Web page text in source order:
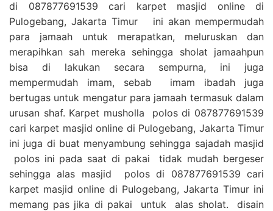
di 087877691539 cari karpet masjid online di
Pulogebang, Jakarta Timur ini akan mempermudah
para jamaah untuk merapatkan, meluruskan dan
merapihkan sah mereka sehingga sholat jamaahpun
bisa di lakukan secara sempurna, ini juga
mempermudah imam, sebab imam ibadah juga
bertugas untuk mengatur para jamaah termasuk dalam
urusan shaf. Karpet musholla polos di 087877691539
cari karpet masjid online di Pulogebang, Jakarta Timur
ini juga di buat menyambung sehingga sajadah masjid
polos ini pada saat di pakai tidak mudah bergeser
sehingga alas masjid polos di 087877691539 cari
karpet masjid online di Pulogebang, Jakarta Timur ini
memang pas jika di pakai untuk alas sholat. disain